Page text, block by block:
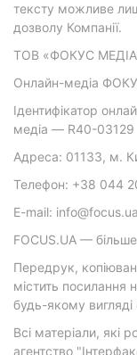
тексту можливе
дозволу Компанії.
ТОВ «ФОКУС
Онлайн-медіа
Ідентифікатор
медіа — R40-03129
Адреса: 01133, м.
Телефон: +38 044
E-mail: info@focus.ua
FOCUS.UA —
Передрук,
містить посилання
будь-якому вигляді
Всі матеріали, які
агентство